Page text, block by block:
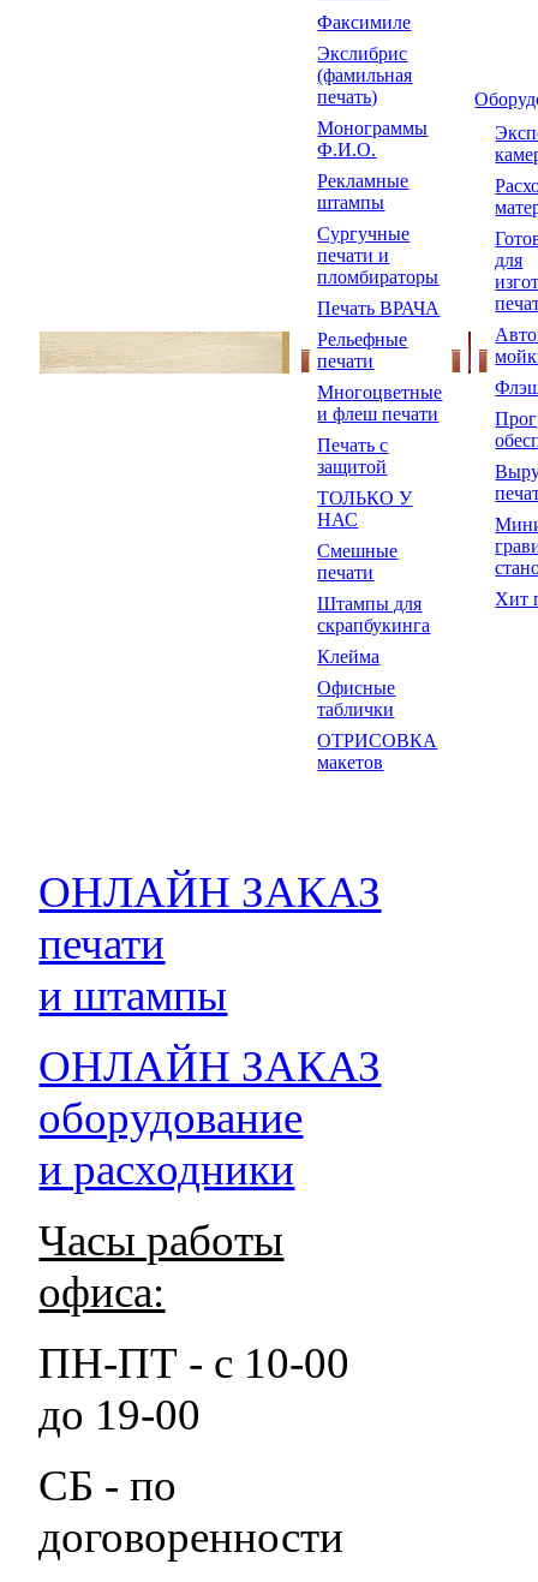
Факсимиле
Экслибрис
(фамильная
печать)
Монограммы
Ф.И.О.
Рекламные
штампы
Сургучные
печати и
пломбираторы
Печать ВРАЧА
Рельефные
печати
Многоцветные
и флеш печати
Печать с
защитой
ТОЛЬКО У
НАС
Смешные
печати
Штампы для
скрапбукинга
Клейма
Офисные
таблички
ОТРИСОВКА
макетов
для
Хит
ОНЛАЙН ЗАКАЗ
печати
и штампы
ОНЛАЙН ЗАКАЗ
оборудование
и расходники
Часы работы
офиса:
ПН-ПТ - с 10-00
до 19-00
СБ - по
договоренности